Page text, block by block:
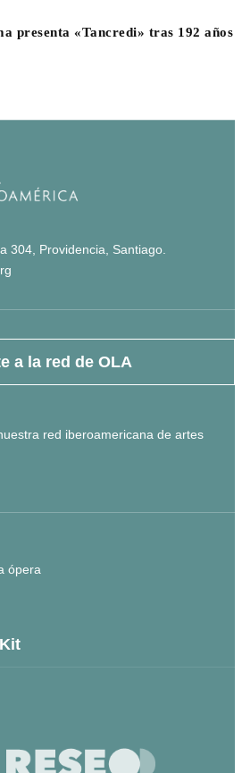
presenta «Tancredi» tras 192 años
304, Providencia, Santiago.
a la red de OLA
red iberoamericana de artes
ópera